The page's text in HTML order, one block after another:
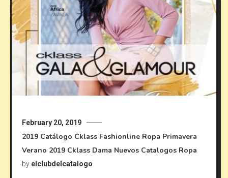
February 20, 2019
2019 Catálogo Cklass Fashionline Ropa Primavera
Verano 2019 Cklass Dama Nuevos Catalogos Ropa
by elclubdelcatalogo